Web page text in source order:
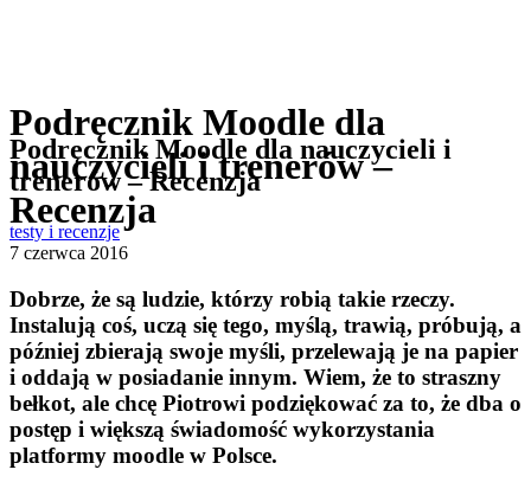
Podręcznik Moodle dla
nauczycieli i trenerów –
Recenzja
Podręcznik Moodle dla nauczycieli i
trenerów – Recenzja
testy i recenzje
7 czerwca 2016
Dobrze, że są ludzie, którzy robią takie rzeczy.
Instalują coś, uczą się tego, myślą, trawią, próbują, a
później zbierają swoje myśli, przelewają je na papier
i oddają w posiadanie innym. Wiem, że to straszny
bełkot, ale chcę Piotrowi podziękować za to, że dba o
postęp i większą świadomość wykorzystania
platformy moodle w Polsce.